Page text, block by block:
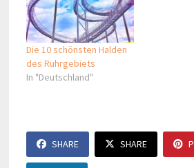
Die 10 schönsten Halden
des Ruhrgebiets
In "Deutschland"
SHARE SHARE